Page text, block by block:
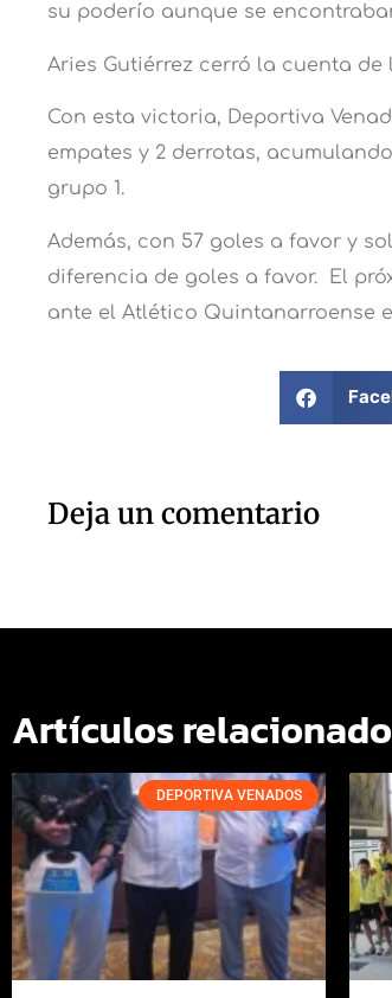
su poderío aunque se
Aries Gutiérrez cerró la cuenta de
Con esta victoria, Deportiva
empates y 2 derrotas,
grupo 1.
Además, con 57 goles a favor y
diferencia de goles a favor. El
ante el Atlético Quintanarroense
Deja un comentario
Artículos
DEPORTIVA VENADOS